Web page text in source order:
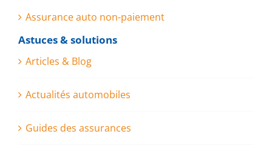
Assurance auto non-paiement
Astuces & solutions
Articles & Blog
Actualités automobiles
Guides des assurances